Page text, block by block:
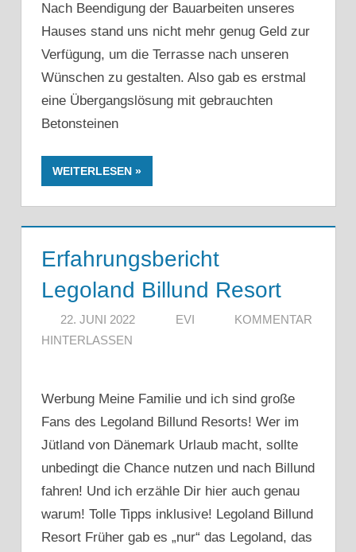
Nach Beendigung der Bauarbeiten unseres
Hauses stand uns nicht mehr genug Geld zur
Verfügung, um die Terrasse nach unseren
Wünschen zu gestalten. Also gab es erstmal
eine Übergangslösung mit gebrauchten
Betonsteinen
WEITERLESEN
Erfahrungsbericht
Legoland Billund Resort
22. JUNI 2022 EVI
KOMMENTAR
HINTERLASSEN
Werbung Meine Familie und ich sind große
Fans des Legoland Billund Resorts! Wer im
Jütland von Dänemark Urlaub macht, sollte
unbedingt die Chance nutzen und nach Billund
fahren! Und ich erzähle Dir hier auch genau
warum! Tolle Tipps inklusive! Legoland Billund
Resort Früher gab es „nur“ das Legoland, das